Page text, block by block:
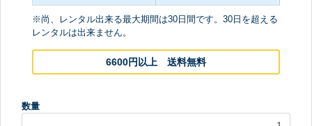
※尚、レンタル出来る最大期間は30日間です。30日を超える
レンタルは出来ません。
6600円以上 送料無料
数量